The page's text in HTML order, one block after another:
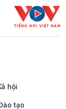
hội
tạo